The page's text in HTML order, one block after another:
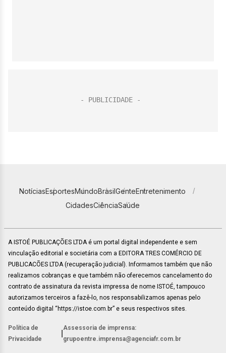
NotíciasEsportesMundoBrasilGenteEntretenimento
CidadesCiênciaSaúde
A ISTOÉ PUBLICAÇÕES LTDA é um portal digital independente e sem
vinculação editorial e societária com a EDITORA TRES COMÉRCIO DE
PUBLICACÕES LTDA (recuperação judicial). Informamos também que não
realizamos cobranças e que também não oferecemos cancelamento do
contrato de assinatura da revista impressa de nome ISTOÉ, tampouco
autorizamos terceiros a fazê-lo, nos responsabilizamos apenas pelo
conteúdo digital “https://istoe.com.br” e seus respectivos sites.
Política de
Privacidade
Assessoria de imprensa:
grupoentre.imprensa@agenciafr.com.br